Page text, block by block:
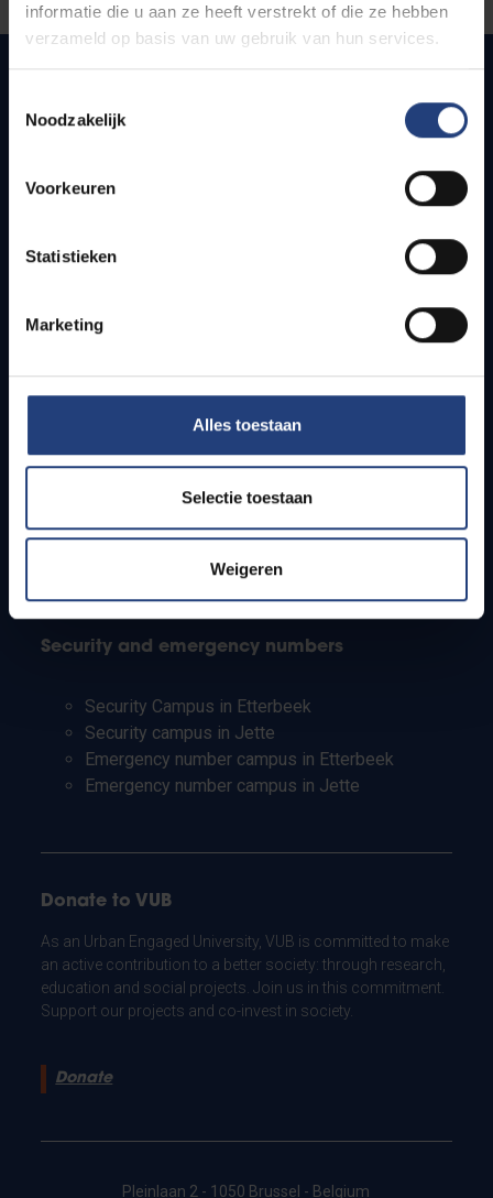
informatie die u aan ze heeft verstrekt of die ze hebben
verzameld op basis van uw gebruik van hun services.
Noodzakelijk
Voorkeuren
Statistieken
Marketing
Alles toestaan
Selectie toestaan
Weigeren
Quick links
How to get to the VUB campuses
Students
PhD students
Teachers and secondary schools
Working students
Security and emergency numbers
Security Campus in Etterbeek
Security campus in Jette
Emergency number campus in Etterbeek
Emergency number campus in Jette
Donate to VUB
As an Urban Engaged University, VUB is committed to make
an active contribution to a better society: through research,
education and social projects. Join us in this commitment.
Support our projects and co-invest in society.
Donate
Pleinlaan 2 - 1050 Brussel - Belgium